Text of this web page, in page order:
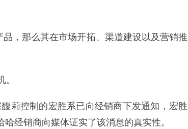
，那么其在市场开拓、渠道建设以及营销推
莉控制的宏胜系已向经销商下发通知，宏胜
经销商向媒体证实了该消息的真实性。